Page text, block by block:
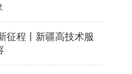
征程丨新疆高技术服